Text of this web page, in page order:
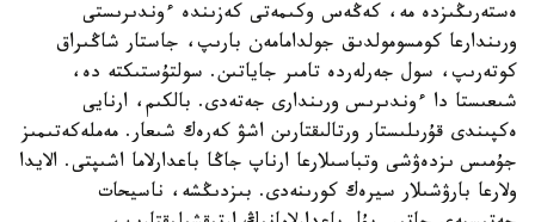
ەستەرىڭىزدە مە، كەڭەس وكىمەتى كەزىندە ءوندىرىستى
ورىندارعا كومسومولدىق جولدامامەن بارىپ، جاستار شاڭىراق
كوتەرىپ، سول جەرلەردە تامىر جاياتىن. سولتۇستىكتە دە،
شىعىستا دا ءوندىرىس ورىندارى جەتەدى. بالكىم، ارنايى
ەكپىندى قۇرىلىستار ورتالىقتارىن اشۋ كەرەك شىعار. مەملەكەتىمىز
جۇمىس ىزدەۋشى وتباسىلارعا ارناپ جاڭا باعدارلاما اشىپتى. الايدا
ولارعا بارۋشىلار سيرەك كورىنەدى. بىزدىڭشە، ناسيحات